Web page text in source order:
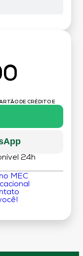
DE CRÉDITO E
24h
MEC